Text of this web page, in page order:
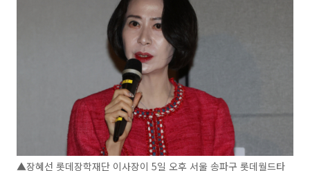
▲장혜선 롯데장학재단 이사장이 5일 오후 서울 송파구 롯데월드타